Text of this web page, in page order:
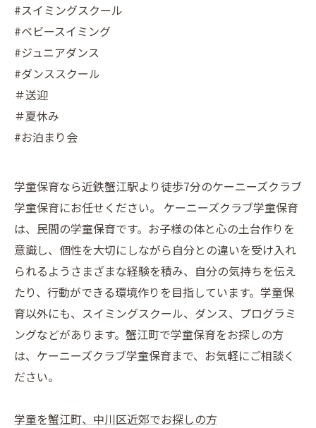
#スイミングスクール
#ベビースイミング
#ジュニアダンス
#ダンススクール
＃送迎
＃夏休み
#お泊まり会
学童保育なら近鉄蟹江駅より徒歩7分のケーニーズクラブ
学童保育にお任せください。 ケーニーズクラブ学童保育
は、民間の学童保育です。お子様の体と心の土台作りを
意識し、個性を大切にしながら自分との違いを受け入れ
られるようさまざまな経験を積み、自分の気持ちを伝え
たり、行動ができる環境作りを目指しています。学童保
育以外にも、スイミングスクール、ダンス、プログラミ
ングなどがあります。蟹江町で学童保育をお探しの方
は、ケーニーズクラブ学童保育まで、お気軽にご相談く
ださい。
学童を蟹江町、中川区近郊でお探しの方